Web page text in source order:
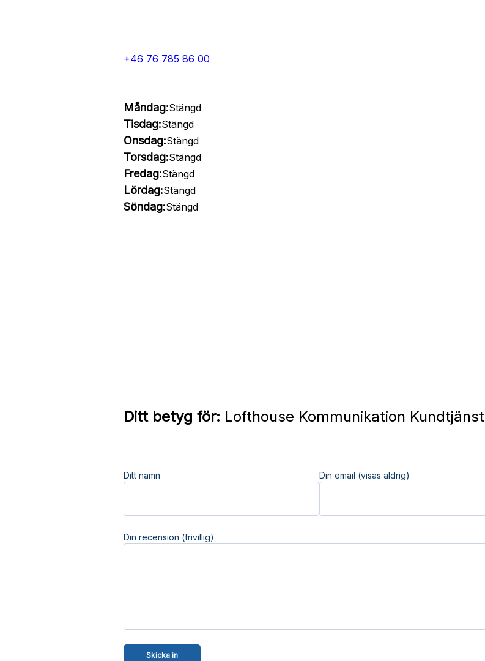
+46 76 785 86 00
Måndag:Stängd
Tisdag:Stängd
Onsdag:Stängd
Torsdag:Stängd
Fredag:Stängd
Lördag:Stängd
Söndag:Stängd
Ditt betyg för: Lofthouse Kommunikation Kundtjänst
Ditt namn Din email (visas aldrig)
Din recension (frivillig)